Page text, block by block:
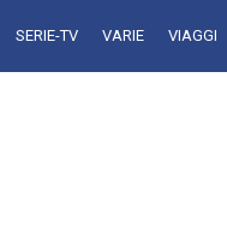
SERIE-TV VARIE VIAGGI